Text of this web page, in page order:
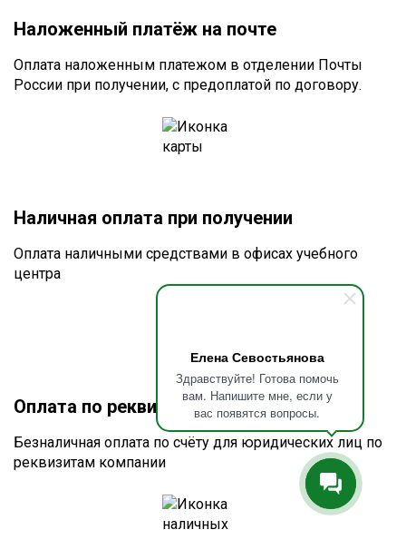
Елена Севостьянова
Здравствуйте! Готова помочь
вам. Напишите мне, если у
вас появятся вопросы.
Наложенный платёж на почте
Оплата наложенным платежом в отделении Почты
России при получении, с предоплатой по договору.
Наличная оплата при получении
Оплата наличными средствами в офисах учебного
центра
Оплата по реквизитам или счету
Безналичная оплата по счёту для юридических лиц по
реквизитам компании